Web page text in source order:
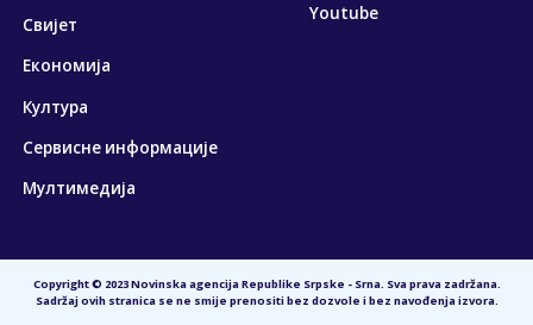
Свијет
Економија
Култура
Сервисне информације
Мултимедија
Youtube
Copyright © 2023 Novinska agencija Republike Srpske - Srna. Sva prava zadržana.
Sadržaj ovih stranica se ne smije prenositi bez dozvole i bez navođenja izvora.